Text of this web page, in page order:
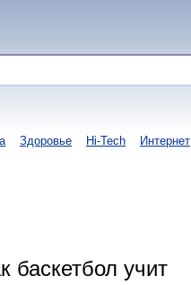
Здоровье Hi-Tech Интернет
баскетбол учит